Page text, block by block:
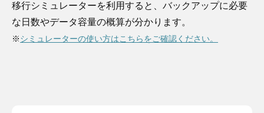
移行シミュレーターを利用すると、バックアップに必要
な日数やデータ容量の概算が分かります。
※シミュレーターの使い方はこちらをご確認ください。